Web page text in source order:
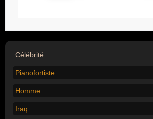
Célébrité :
Pianofortiste
Homme
Iraq